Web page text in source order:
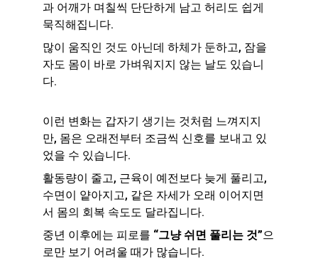
과 어깨가 며칠씩 단단하게 남고 허리도 쉽게
묵직해집니다.
많이 움직인 것도 아닌데 하체가 둔하고, 잠을
자도 몸이 바로 가벼워지지 않는 날도 있습니
다.
이런 변화는 갑자기 생기는 것처럼 느껴지지
만, 몸은 오래전부터 조금씩 신호를 보내고 있
었을 수 있습니다.
활동량이 줄고, 근육이 예전보다 늦게 풀리고,
수면이 얕아지고, 같은 자세가 오래 이어지면
서 몸의 회복 속도도 달라집니다.
중년 이후에는 피로를 “그냥 쉬면 풀리는 것”으
로만 보기 어려울 때가 많습니다.